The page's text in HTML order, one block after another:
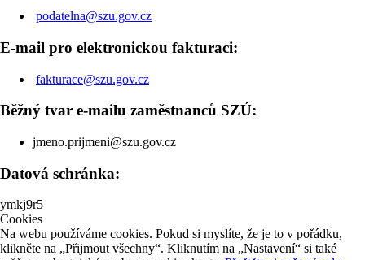
podatelna@szu.gov.cz
E-mail pro elektronickou fakturaci:
fakturace@szu.gov.cz
Běžný tvar e-mailu zaměstnanců SZÚ:
jmeno.prijmeni@szu.gov.cz
Datová schránka:
ymkj9r5
Cookies
Na webu používáme cookies. Pokud si myslíte, že je to v pořádku,
klikněte na „Přijmout všechny“. Kliknutím na „Nastavení“ si také